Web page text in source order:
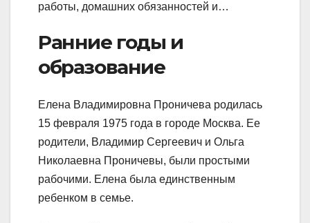
работы, домашних обязанностей и…
Ранние годы и
образование
Елена Владимировна Проничева родилась
15 февраля 1975 года в городе Москва. Ее
родители, Владимир Сергеевич и Ольга
Николаевна Проничевы, были простыми
рабочими. Елена была единственным
ребенком в семье.